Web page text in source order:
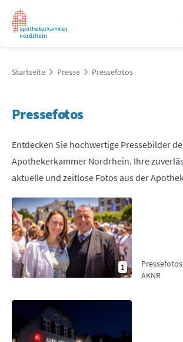
Startseite Presse Pressefotos
Pressefotos
Entdecken Sie hochwertige Pressebilder
Apothekerkammer Nordrhein. Ihre
aktuelle und zeitlose Fotos aus der
1
AKNR